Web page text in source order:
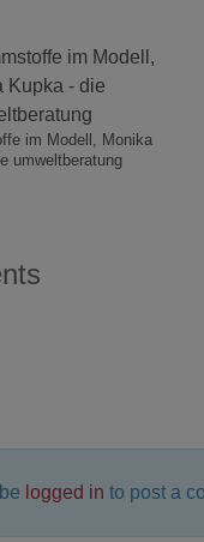
im Modell, Monika
umweltberatung
logged in to post a